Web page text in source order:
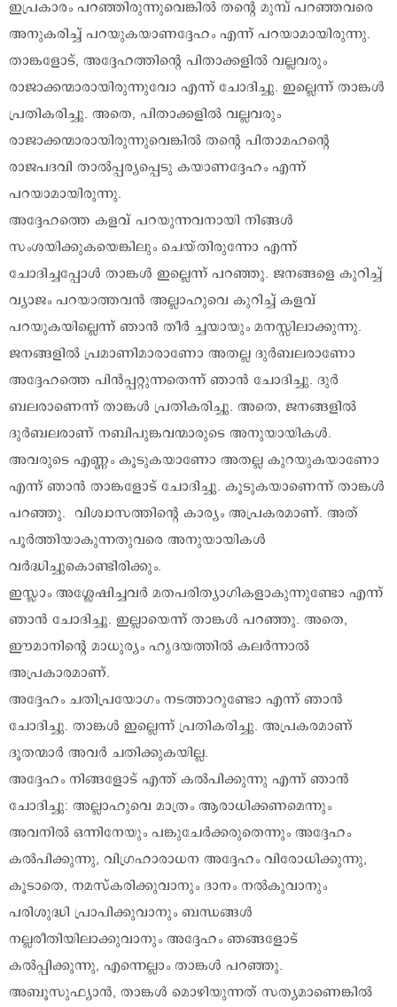
ഇപ്രകാരം പറഞ്ഞിരുന്നുവെങ്കിൽ തന്റെ മുമ്പ് പറഞ്ഞവരെ
അനുകരിച്ച് പറയുകയാണദ്ദേഹം എന്ന് പറയാമായിരുന്നു.
താങ്കളോട്, അദ്ദേഹത്തിന്റെ പിതാക്കളിൽ വല്ലവരും
രാജാക്കന്മാരായിരുന്നുവോ എന്ന് ചോദിച്ചു. ഇല്ലെന്ന് താങ്കൾ
പ്രതികരിച്ചു. അതെ, പിതാക്കളിൽ വല്ലവരും
രാജാക്കന്മാരായിരുന്നുവെങ്കിൽ തന്റെ പിതാമഹന്റെ
രാജപദവി താൽപ്പര്യപ്പെടു കയാണദ്ദേഹം എന്ന്
പറയാമായിരുന്നു.
അദ്ദേഹത്തെ കളവ് പറയുന്നവനായി നിങ്ങൾ
സംശയിക്കുകയെങ്കിലും ചെയ്തിരുന്നോ എന്ന്
ചോദിച്ചപ്പോൾ താങ്കൾ ഇല്ലെന്ന് പറഞ്ഞു. ജനങ്ങളെ കുറിച്ച്
വ്യാജം പറയാത്തവൻ അല്ലാഹുവെ കുറിച്ച് കളവ്
പറയുകയില്ലെന്ന് ഞാൻ തീർ ച്ചയായും മനസ്സിലാക്കുന്നു.
ജനങ്ങളിൽ പ്രമാണിമാരാണോ അതല്ല ദുർബലരാണോ
അദ്ദേഹത്തെ പിൻപ്പറ്റുന്നതെന്ന് ഞാൻ ചോദിച്ചു. ദുർ
ബലരാണെന്ന് താങ്കൾ പ്രതികരിച്ചു. അതെ, ജനങ്ങളിൽ
ദുർബലരാണ് നബിപുങ്കവന്മാരുടെ അനുയായികൾ.
അവരുടെ എണ്ണം കൂടുകയാണോ അതല്ല കുറയുകയാണോ
എന്ന് ഞാൻ താങ്കളോട് ചോദിച്ചു. കൂടുകയാണെന്ന് താങ്കൾ
പറഞ്ഞു. വിശ്വാസത്തിന്റെ കാര്യം അപ്രകരമാണ്. അത്
പൂർത്തിയാകുന്നതുവരെ അനുയായികൾ
വർദ്ധിച്ചുകൊണ്ടിരിക്കും.
ഇസ്ലാം അശ്ലേഷിച്ചവർ മതപരിത്യാഗികളാകുന്നുണ്ടോ എന്ന്
ഞാൻ ചോദിച്ചു. ഇല്ലായെന്ന് താങ്കൾ പറഞ്ഞു. അതെ,
ഈമാനിന്റെ മാധുര്യം ഹൃദയത്തിൽ കലർന്നാൽ
അപ്രകാരമാണ്.
അദ്ദേഹം ചതിപ്രയോഗം നടത്താറുണ്ടോ എന്ന് ഞാൻ
ചോദിച്ചു. താങ്കൾ ഇല്ലെന്ന് പ്രതികരിച്ചു. അപ്രകരമാണ്
ദൂതന്മാർ അവർ ചതിക്കുകയില്ല.
അദ്ദേഹം നിങ്ങളോട് എന്ത് കൽപിക്കുന്നു എന്ന് ഞാൻ
ചോദിച്ചു: അല്ലാഹുവെ മാത്രം ആരാധിക്കണമെന്നും
അവനിൽ ഒന്നിനേയും പങ്കുചേർക്കരുതെന്നും അദ്ദേഹം
കൽപിക്കുന്നു, വിഗ്രഹാരാധന അദ്ദേഹം വിരോധിക്കുന്നു,
കൂടാതെ, നമസ്കരിക്കുവാനും ദാനം നൽകുവാനും
പരിശുദ്ധി പ്രാപിക്കുവാനും ബന്ധങ്ങൾ
നല്ലരീതിയിലാക്കുവാനും അദ്ദേഹം ഞങ്ങളോട്
കൽപ്പിക്കുന്നു, എന്നെല്ലാം താങ്കൾ പറഞ്ഞു.
അബൂസുഫ്യാൻ, താങ്കൾ മൊഴിയുന്നത് സത്യമാണെങ്കിൽ